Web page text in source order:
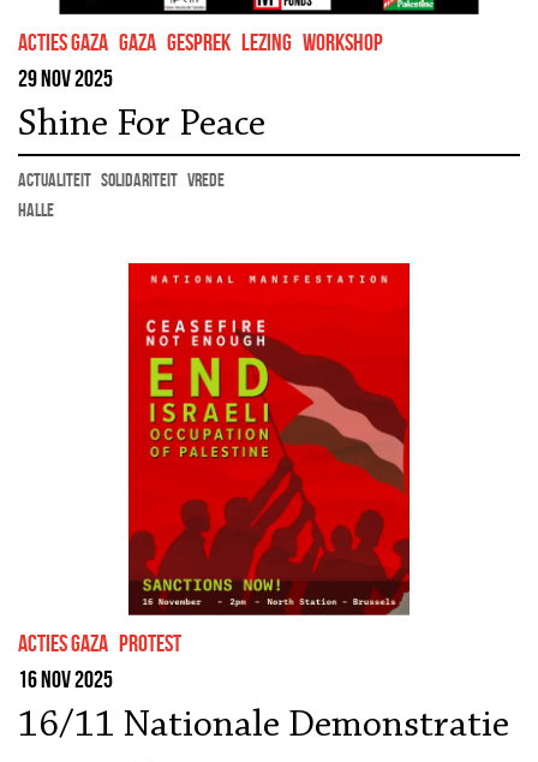
Acties Gaza Gaza gesprek lezing workshop
29 nov 2025
Shine For Peace
actualiteit solidariteit vrede
Halle
Acties Gaza protest
16 nov 2025
16/11 Nationale Demonstratie